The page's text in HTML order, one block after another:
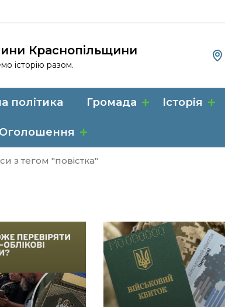
Краснопільщини
історію разом.
політика Громада Історія
Оголошення
з тегом "повістка"